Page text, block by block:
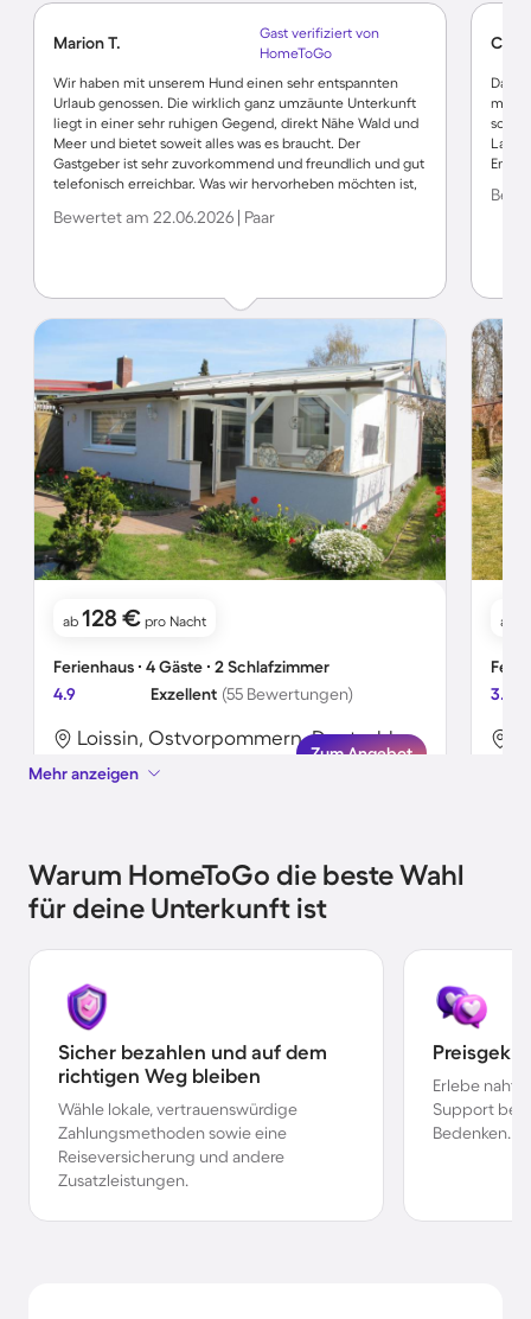
Marion T.
Gast verifiziert von
HomeToGo
Wir haben mit unserem Hund einen sehr entspannten
Urlaub genossen. Die wirklich ganz umzäunte Unterkunft
liegt in einer sehr ruhigen Gegend, direkt Nähe Wald und
Meer und bietet soweit alles was es braucht. Der
Gastgeber ist sehr zuvorkommend und freundlich und gut
telefonisch erreichbar. Was wir hervorheben möchten ist,
(wichtig wenn man arbeiten muss), Fernseher mit Netflix
täglich frische Brötchen, Kuchen und sonstige Sachen
kaufen kann.
Bewertet am 22.06.2026 | Paar
ab 128 € pro Nacht
Ferienhaus ∙ 4 Gäste ∙ 2 Schlafzimmer
4.9
Exzellent (55 Bewertungen)
Loissin, Ostvorpommern, Deutschland
Zum Angebot
Das
man
Lage
ab
3.8
Mehr anzeigen
Warum HomeToGo die beste Wahl
für deine Unterkunft ist
Sicher bezahlen und auf dem
richtigen Weg bleiben
Wähle lokale, vertrauenswürdige
Zahlungsmethoden sowie eine
Reiseversicherung und andere
Zusatzleistungen.
Erlebe
Support bei
Bedenken.